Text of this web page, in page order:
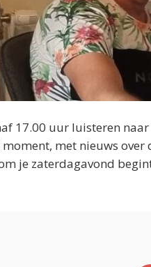
17.00 uur luisteren
met nieuws
je zaterdagavond